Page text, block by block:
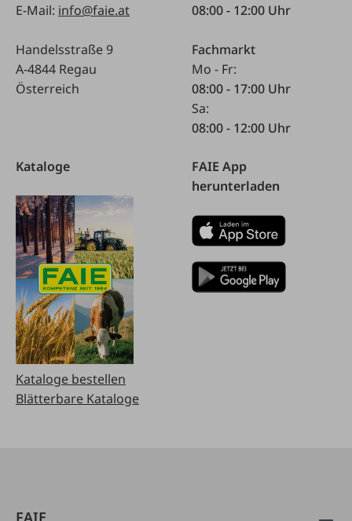
E-Mail: info@faie.at
Handelsstraße 9
A-4844 Regau
Österreich
08:00 - 12:00 Uhr
Fachmarkt
Mo - Fr:
08:00 - 17:00 Uhr
Sa:
08:00 - 12:00 Uhr
Kataloge
Kataloge bestellen
Blätterbare Kataloge
FAIE App
herunterladen
FAIE